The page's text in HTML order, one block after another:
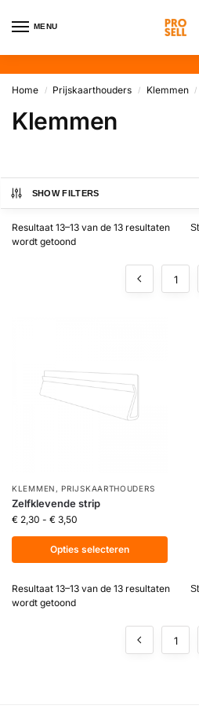
MENU
Home / Prijskaarthouders / Klemmen /
Klemmen
SHOW FILTERS
Resultaat 13–13 van de 13 resultaten
wordt getoond
1
KLEMMEN ,PRIJSKAARTHOUDERS
Zelfklevende strip
€ 2,30 - € 3,50
Opties selecteren
Resultaat 13–13 van de 13 resultaten
wordt getoond
1